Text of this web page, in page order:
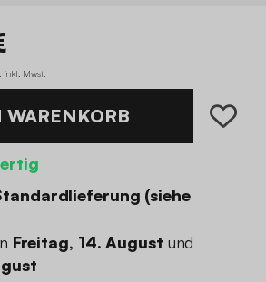
inkl. Mwst.
WARENKORB
(siehe
Freitag, 14. August und